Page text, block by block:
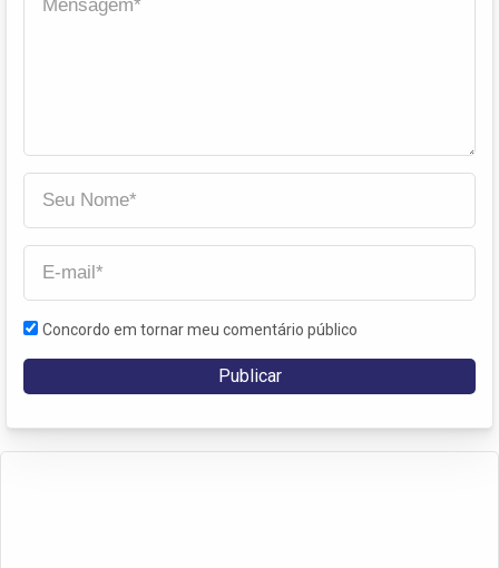
Concordo em tornar meu comentário público